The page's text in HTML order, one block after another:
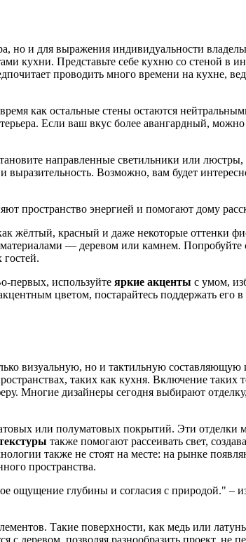
но и для выражения индивидуальности
кухни. Представьте себе кухню со стеной в
проводить много времени на кухне,
как остальные стены остаются
Если ваш вкус более авангардный,
направленные светильники или
Возможно, вам будет
пространство энергией и помогают дому
жёлтый, красный и даже некоторые оттенки
— деревом или камнем. Попробуйте
первых, используйте яркие акценты с умом,
цветом, постарайтесь поддержать
визуальную, но и тактильную составляющую
таких как кухня. Включение таких
Многие дизайнеры сегодня выбирают
или полуматовых покрытий. Эти отделки
также помогают рассеивать свет,
также не стоят на месте: на рынке
пространства.
ощущение глубины и согласия с природой." –
Такие поверхности, как медь или
позволяя разнообразить проект, не